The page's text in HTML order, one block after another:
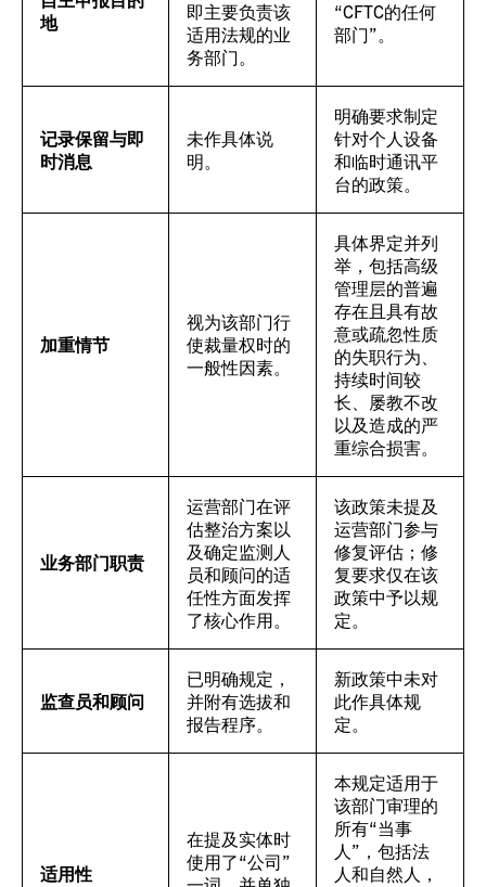
地
即主要负责该
适用法规的业
务部门。
“CFTC的任何
部门”。
记录保留与即
时消息
未作具体说
明。
明确要求制定
针对个人设备
和临时通讯平
台的政策。
加重情节
视为该部门行
使裁量权时的
一般性因素。
具体界定并列
举，包括高级
管理层的普遍
存在且具有故
意或疏忽性质
的失职行为、
持续时间较
长、屡教不改
以及造成的严
重综合损害。
业务部门职责
运营部门在评
估整治方案以
及确定监测人
员和顾问的适
任性方面发挥
了核心作用。
该政策未提及
运营部门参与
修复评估；修
复要求仅在该
政策中予以规
定。
监查员和顾问
已明确规定，
并附有选拔和
报告程序。
新政策中未对
此作具体规
定。
适用性
在提及实体时
使用了“公司”
本规定适用于
该部门审理的
所有“当事
人”，包括法
人和自然人，